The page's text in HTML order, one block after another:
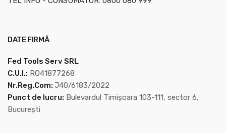
DATE FIRMĂ
Fed Tools Serv SRL
C.U.I.: RO41877268
Nr.Reg.Com: J40/6183/2022
Punct de lucru: Bulevardul Timișoara 103-111, sector 6,
București